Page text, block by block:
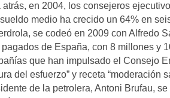
atrás, en 2004, los consejeros
medio ha crecido un 64% en
se codeó en 2009 con Alfredo
de España, con 8 millones y
que han impulsado el Consejo
del esfuerzo” y receta “moderación
de la petrolera, Antoni Brufau,